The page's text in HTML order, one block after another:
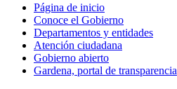
Página de inicio
Conoce el Gobierno
Departamentos y entidades
Atención ciudadana
Gobierno abierto
Gardena, portal de transparencia